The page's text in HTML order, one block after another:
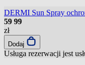
DERMI Sun Spray
59 99
zł
Dodaj
Usługa rezerwacji jest